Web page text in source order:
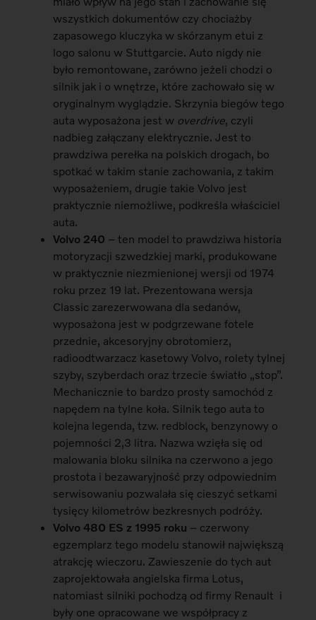
wszystkich dokumentów czy chociażby
zapasowego kluczyka w skórzanym etui z
logo salonu w Stuttgarcie. Auto nigdy nie
było remontowane, zarówno jeżeli chodzi o
silnik jak i o wnętrze, które zachowało się w
oryginalnym wyglądzie. Skrzynia biegów tego
auta wyposażona jest w overdrive, czyli
nadbieg załączany elektrycznie. Jest to
prawdziwa perełka na polskich drogach, bo
spotkać w takim stanie zachowania, z takim
wyposażeniem, drugie takie Volvo jest
praktycznie niemożliwe, podkreśla właściciel
auta.
Volvo 240 – ten model to prawdziwa historia
motoryzacji szwedzkiej marki, produkowane
w praktycznie niezmienionej wersji od 1974
roku przez 19 lat. Prezentowana wersja
Classic zarezerwowana dla sedanów,
wyposażona jest w podgrzewane fotele
przednie, akcesoryjny obrotomierz,
radioodtwarzacz kasetowy Volvo, rolety tylnej
szyby, szyberdach oraz trzecie światło „stop”.
Mechanicznie to bardzo prosty samochód z
napędem na tylne koła. Silnik tego auta to
kolejna legenda, tzw. redblock, benzynowy o
pojemności 2,3 litra. Nazwa wzięła się od
malowania bloku silnika na czerwono a jego
prostota i bezawaryjność przy odpowiednim
serwisowaniu pozwalała się cieszyć setkami
tysięcy kilometrów bezkresnych podróży.
Volvo 480 ES z 1995 roku – czerwony
egzemplarz tego modelu stanowił największą
atrakcję wieczoru. Zawieszenie do tych aut
zaprojektowała angielska firma Lotus,
natomiast silniki pochodzą od firmy Renault i
były one opracowane we współpracy z